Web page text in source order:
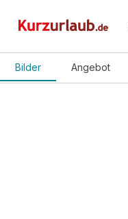
Bilder Angebot